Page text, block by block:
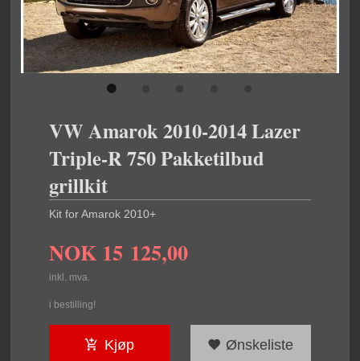
VW Amarok 2010-2014 Lazer
Triple-R 750 Pakketilbud
grillkit
Kit for Amarok 2010+
NOK 15 125,00
inkl. mva.
i bestilling!
Kjøp Ønskeliste